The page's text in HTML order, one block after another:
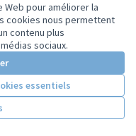
pour améliorer la
cookies nous permettent
contenu plus
sociaux.
essentiels